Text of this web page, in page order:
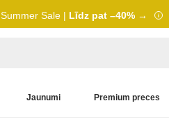
Summer Sale | Līdz pat –40% →
Jaunumi Premium preces